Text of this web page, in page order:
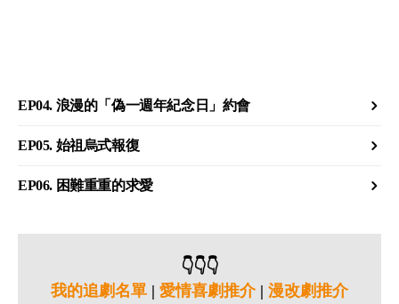
EP04. 浪漫的「偽一週年紀念日」約會
EP05. 始祖烏式報復
EP06. 困難重重的求愛
👇👇👇
我的追劇名單 | 愛情喜劇推介| 漫改劇推介